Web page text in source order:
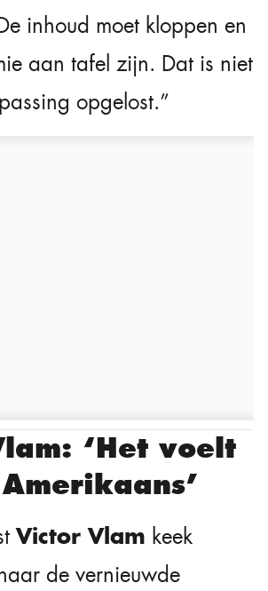
inhoud moet kloppen en
aan tafel zijn. Dat is niet
opgelost.”
‘Het voelt
Victor Vlam keek
de vernieuwde